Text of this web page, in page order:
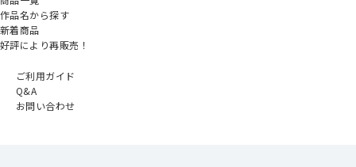
作品名から探す
新着商品
好評により再販売！
ご利用ガイド
Q&A
お問い合わせ